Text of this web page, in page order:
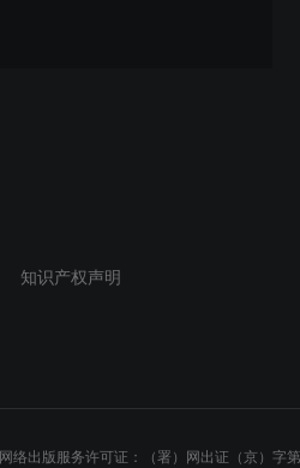
知识产权声明
网络出版服务许可证：（署）网出证（京）字